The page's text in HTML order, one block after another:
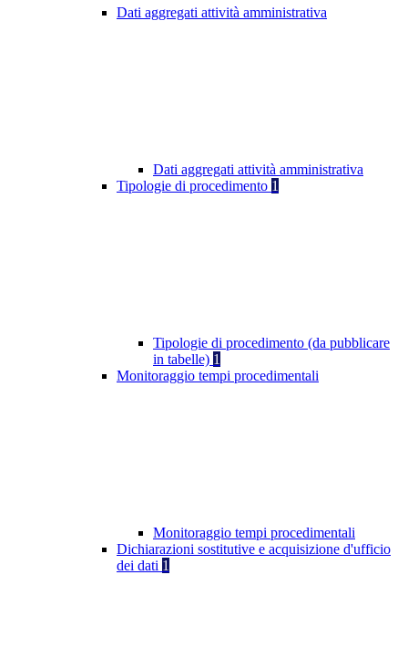
Dati aggregati attività amministrativa
Dati aggregati attività amministrativa
Tipologie di procedimento 1
Tipologie di procedimento (da pubblicare
in tabelle) 1
Monitoraggio tempi procedimentali
Monitoraggio tempi procedimentali
Dichiarazioni sostitutive e acquisizione d'ufficio
dei dati 1